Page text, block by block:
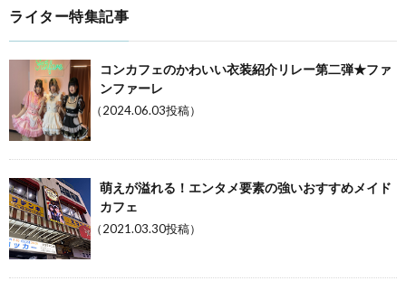
ライター特集記事
コンカフェのかわいい衣装紹介リレー第二弾★ファ
ンファーレ
（2024.06.03投稿）
萌えが溢れる！エンタメ要素の強いおすすめメイド
カフェ
（2021.03.30投稿）